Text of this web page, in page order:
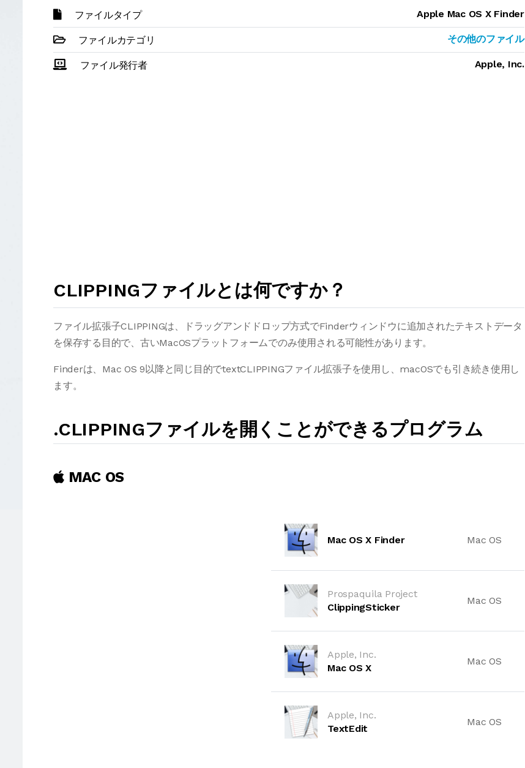
ファイルタイプ Apple Mac OS X Finder
ファイルカテゴリ その他のファイル
ファイル発行者 Apple, Inc.
CLIPPINGファイルとは何ですか？
ファイル拡張子CLIPPINGは、ドラッグアンドドロップ方式でFinderウィンドウに追加されたテキストデータ
を保存する目的で、古いMacOSプラットフォームでのみ使用される可能性があります。
Finderは、Mac OS 9以降と同じ目的でtextCLIPPINGファイル拡張子を使用し、macOSでも引き続き使用し
ます。
.CLIPPINGファイルを開くことができるプログラム
MAC OS
Mac OS X Finder Mac OS
Prospaquila Project
ClippingSticker
Mac OS
Apple, Inc.
Mac OS X
Mac OS
Apple, Inc.
TextEdit
Mac OS